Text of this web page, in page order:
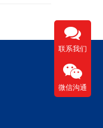
联系我们
微信沟通